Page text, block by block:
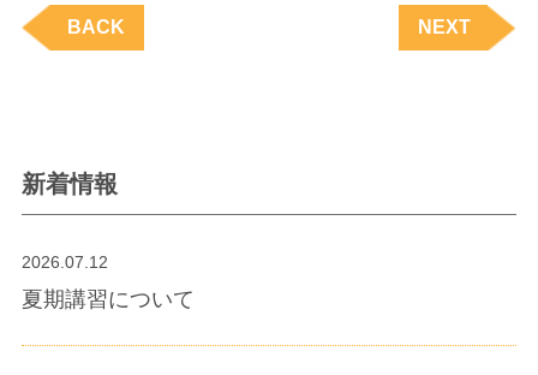
BACK NEXT
新着情報
2026.07.12
夏期講習について